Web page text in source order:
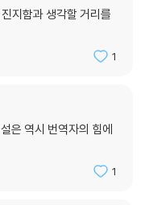
직업 정신을 발휘해 봉사대
, 판탈레온을 돈으로 매수하
특을 비난하는 라디오 DJ
색채를 드러낸다. 속은 부
이는 페루 군부를 조롱하면
법으로 해결 혹은 무마하
부와 사회에 대한 작가의
지함과 생각할 거리를
1
은 역시 번역자의 힘에
1